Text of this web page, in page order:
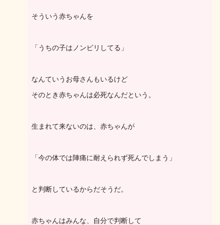
そういう赤ちゃんを
「うちの子はノンビリしてる」
なんていうお母さんもいるけど
そのとき赤ちゃんは必死なんだという。
生まれて来ないのは、赤ちゃんが
「今の体では陣痛に耐えられず死んでしまう」
と判断しているからだそうだ。
赤ちゃんはみんな、自分で判断して